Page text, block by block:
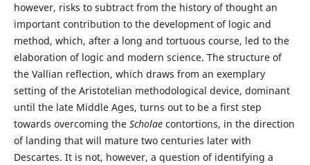
however, risks to subtract from the history of thought an
important contribution to the development of logic and
method, which, after a long and tortuous course, led to the
elaboration of logic and modern science. The structure of
the Vallian reflection, which draws from an exemplary
setting of the Aristotelian methodological device, dominant
until the late Middle Ages, turns out to be a first step
towards overcoming the Scholaecontortions, in the direction
of landing that will mature two centuries later with
Descartes. It is not, however, a question of identifying a